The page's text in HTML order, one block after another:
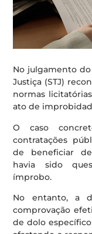
No julgamento do
Justiça (STJ)
normas
ato de
O caso
contratações
de beneficiar
havia sido
ímprobo.
No entanto, a
comprovação
de dolo